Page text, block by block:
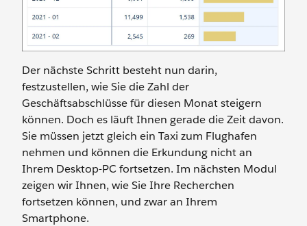
Der nächste Schritt besteht nun darin,
festzustellen, wie Sie die Zahl der
Geschäftsabschlüsse für diesen Monat steigern
können. Doch es läuft Ihnen gerade die Zeit davon.
Sie müssen jetzt gleich ein Taxi zum Flughafen
nehmen und können die Erkundung nicht an
Ihrem Desktop-PC fortsetzen. Im nächsten Modul
zeigen wir Ihnen, wie Sie Ihre Recherchen
fortsetzen können, und zwar an Ihrem
Smartphone.